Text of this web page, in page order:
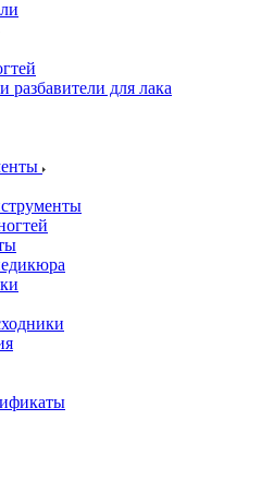
разбавители для лака